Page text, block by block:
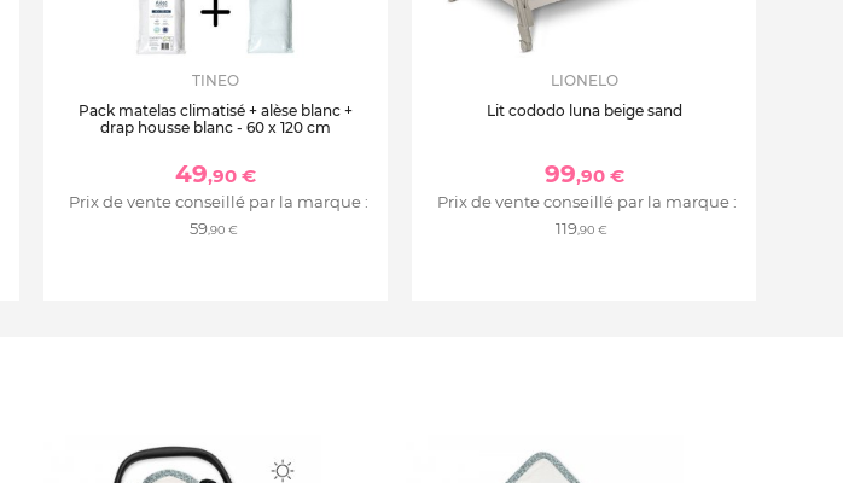
TINEO
Pack matelas climatisé + alèse blanc +
drap housse blanc - 60 x 120 cm
49,90 €
Prix de vente conseillé par la marque :
59,90 €
LIONELO
Lit cododo luna beige sand
99,90 €
Prix de vente conseillé par la marque :
119,90 €